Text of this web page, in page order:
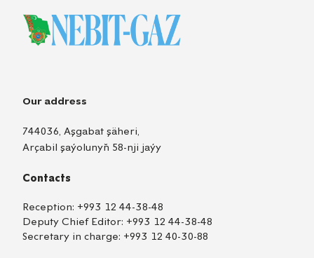
Our address
744036, Aşgabat şäheri,
Arçabil şaýolunyň 58-nji jaýy
Contacts
Reception: +993 12 44-38-48
Deputy Chief Editor: +993 12 44-38-48
Secretary in charge: +993 12 40-30-88